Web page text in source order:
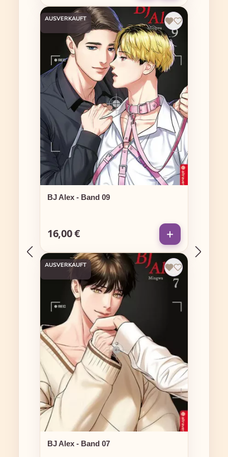
AUSVERKAUFT
BJ Alex - Band 09
Regulärer Preis:
16,00 €
AUSVERKAUFT
BJ Alex - Band 07